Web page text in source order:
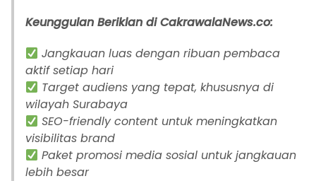
Keunggulan Beriklan di CakrawalaNews.co:
Jangkauan luas dengan ribuan pembaca
aktif setiap hari
Target audiens yang tepat, khususnya di
wilayah Surabaya
SEO-friendly content untuk meningkatkan
visibilitas brand
Paket promosi media sosial untuk jangkauan
lebih besar